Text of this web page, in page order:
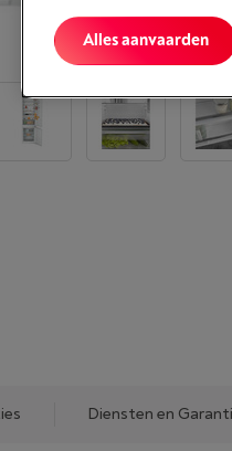
Diensten en
Alles aanvaarden